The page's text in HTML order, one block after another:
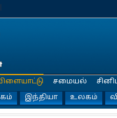
இந்தியா உலகம்
சமையல்